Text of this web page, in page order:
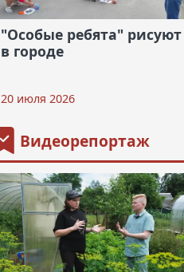
"Особые ребята" рисуют
в городе
20 июля 2026
Видеорепортаж